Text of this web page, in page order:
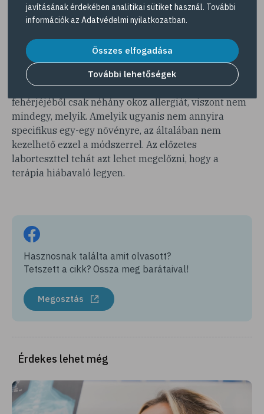
legalább egy hónappal meg kell kezdeni, majd annak
végéig ismételni naponta. A hatása nem azonnal és
jellemzően 3-5 év után várható. Azt, hogy a terápia
kinél mennyire lesz hatékony, általában előre fel
lehet mérni molekuláris allergiavizsgálatokkal. Ez
azért hasznos, mert egy-egy növény 15-20 ezer
fehérjéjéből csak néhány okoz allergiát, viszont nem
mindegy, melyik. Amelyik ugyanis nem annyira
specifikus egy-egy növényre, az általában nem
kezelhető ezzel a módszerrel. Az előzetes
laborteszttel tehát azt lehet megelőzni, hogy a
terápia hiábavaló legyen.
Hasznosnak találta amit olvasott?
Tetszett a cikk? Ossza meg barátaival!
Megosztás
Érdekes lehet még
javításának érdekében analitikai sütiket használ. További
információk az Adatvédelmi nyilatkozatban.
Összes elfogadása
További lehetőségek